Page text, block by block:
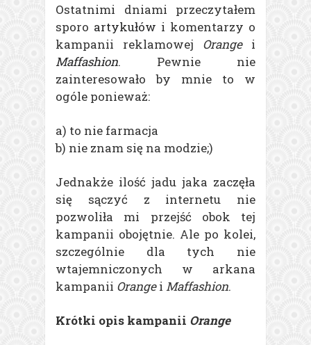
Ostatnimi dniami przeczytałem
sporo artykułów i komentarzy o
kampanii reklamowej Orangei
Maffashion. Pewnie nie
zainteresowało by mnie to w
ogóle ponieważ:
a) to nie farmacja
b) nie znam się na modzie;)
Jednakże ilość jadu jaka zaczęła
się sączyć z internetu nie
pozwoliła mi przejść obok tej
kampanii obojętnie. Ale po kolei,
szczególnie dla tych nie
wtajemniczonych w arkana
kampanii Orangei Maffashion.
Krótki opis kampanii Orange